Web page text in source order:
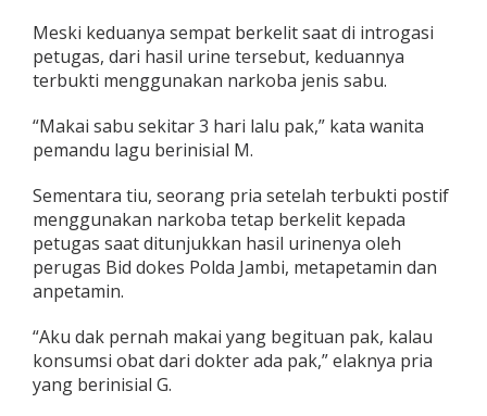
a
N
a
r
o
b
Meski keduanya sempat berkelit saat di introgasi
petugas, dari hasil urine tersebut, keduannya
terbukti menggunakan narkoba jenis sabu.
“Makai sabu sekitar 3 hari lalu pak,” kata wanita
pemandu lagu berinisial M.
Sementara tiu, seorang pria setelah terbukti postif
menggunakan narkoba tetap berkelit kepada
petugas saat ditunjukkan hasil urinenya oleh
perugas Bid dokes Polda Jambi, metapetamin dan
anpetamin.
“Aku dak pernah makai yang begituan pak, kalau
konsumsi obat dari dokter ada pak,” elaknya pria
yang berinisial G.